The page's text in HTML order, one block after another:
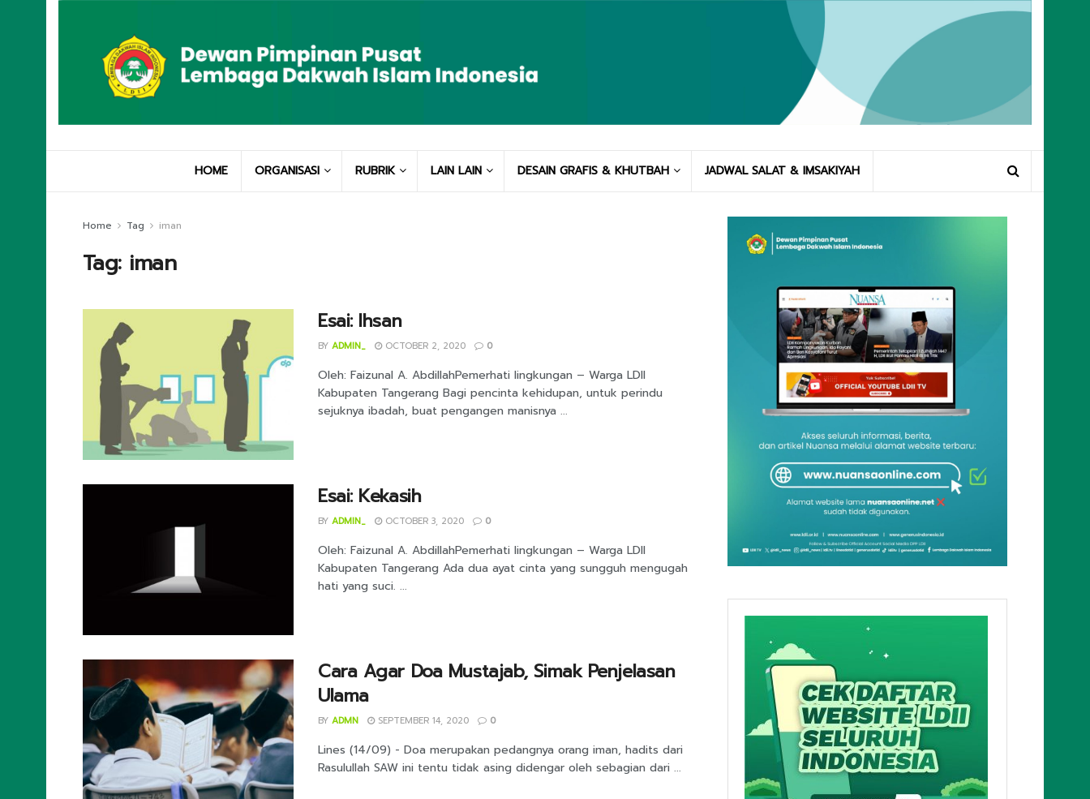
HOME ORGANISASI RUBRIK LAIN LAIN DESAIN GRAFIS & KHUTBAH JADWAL SALAT & IMSAKIYAH
Home Tag iman
Tag: iman
Esai: Ihsan
BY ADMIN_ OCTOBER 2, 2020 0
Oleh: Faizunal A. AbdillahPemerhati lingkungan – Warga LDII
Kabupaten Tangerang Bagi pencinta kehidupan, untuk perindu
sejuknya ibadah, buat pengangen manisnya ...
Esai: Kekasih
BY ADMIN_ OCTOBER 3, 2020 0
Oleh: Faizunal A. AbdillahPemerhati lingkungan – Warga LDII
Kabupaten Tangerang Ada dua ayat cinta yang sungguh mengugah
hati yang suci. ...
Cara Agar Doa Mustajab, Simak Penjelasan
Ulama
BY ADMN SEPTEMBER 14, 2020 0
Lines (14/09) - Doa merupakan pedangnya orang iman, hadits dari
Rasulullah SAW ini tentu tidak asing didengar oleh sebagian dari ...